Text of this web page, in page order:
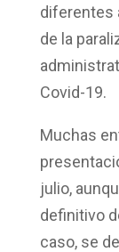
diferentes
de la
Covid-19.
Muchas
julio,
definitivo
caso, se